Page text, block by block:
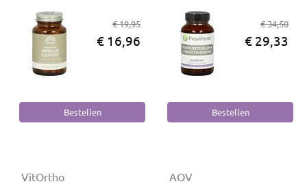
€ 19,95
€ 16,96
€ 34,50
€ 29,33
VitOrtho AOV